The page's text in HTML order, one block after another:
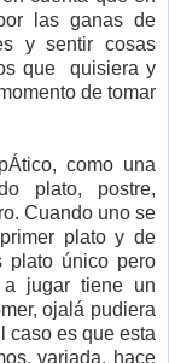
las ganas de
y sentir cosas
que quisiera y
de tomar
como una
plato, postre,
Cuando uno se
plato y de
plato único pero
a jugar tiene un
ojalá pudiera
caso es que esta
variada, hace